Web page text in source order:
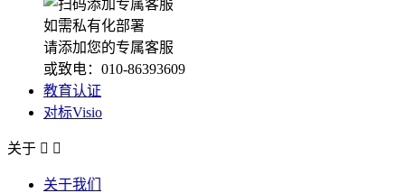
如需私有化部署
请添加您的专属客服
或致电：010-86393609
教育认证
对标Visio
关于  
关于我们